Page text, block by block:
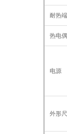
耐热
热电
电源
外形